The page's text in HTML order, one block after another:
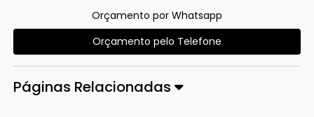
Orçamento por Whatsapp
Orçamento pelo Telefone
Páginas Relacionadas